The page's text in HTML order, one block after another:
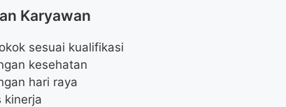
Karyawan
sesuai kualifikasi
kesehatan
hari raya
kinerja